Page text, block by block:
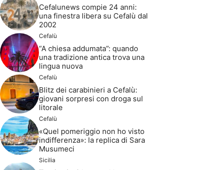
Cefalunews compie 24 anni:
una finestra libera su Cefalù dal
2002
Cefalù
“A chiesa addumata”: quando
una tradizione antica trova una
lingua nuova
Cefalù
Blitz dei carabinieri a Cefalù:
giovani sorpresi con droga sul
litorale
Cefalù
«Quel pomeriggio non ho visto
indifferenza»: la replica di Sara
Musumeci
Sicilia